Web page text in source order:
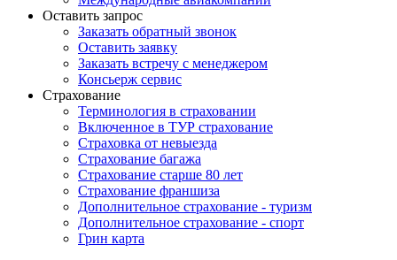
Оставить запрос
Заказать обратный звонок
Оставить заявку
Заказать встречу с менеджером
Консьерж сервис
Страхование
Терминология в страховании
Включенное в ТУР страхование
Страховка от невыезда
Страхование багажа
Страхование старше 80 лет
Страхование франшиза
Дополнительное страхование - туризм
Дополнительное страхование - спорт
Грин карта